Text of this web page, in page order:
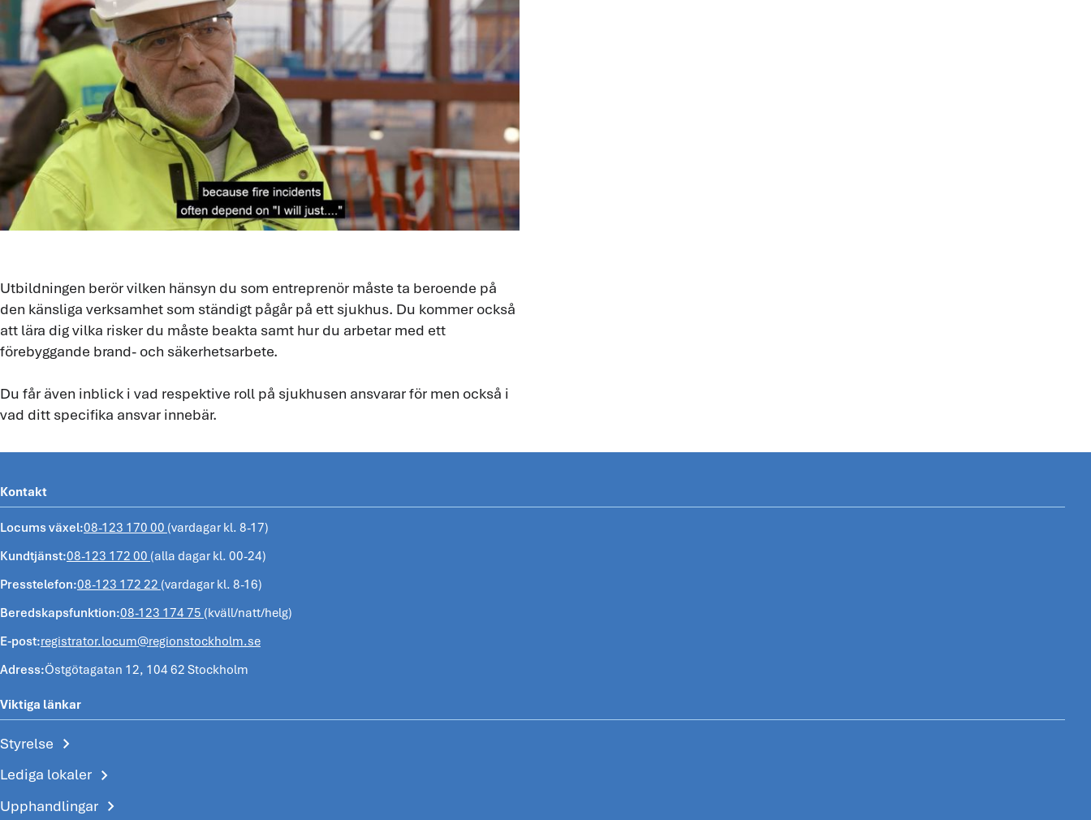
Utbildningen berör vilken hänsyn du som entreprenör måste ta beroende på
den känsliga verksamhet som ständigt pågår på ett sjukhus. Du kommer också
att lära dig vilka risker du måste beakta samt hur du arbetar med ett
förebyggande brand- och säkerhetsarbete.
Du får även inblick i vad respektive roll på sjukhusen ansvarar för men också i
vad ditt specifika ansvar innebär.
Kontakt
Locums växel:08-123 170 00 (vardagar kl. 8-17)
Kundtjänst:08-123 172 00 (alla dagar kl. 00-24)
Presstelefon:08-123 172 22 (vardagar kl. 8-16)
Beredskapsfunktion:08-123 174 75 (kväll/natt/helg)
E-post:registrator.locum@regionstockholm.se
Adress:Östgötagatan 12, 104 62 Stockholm
Viktiga länkar
Styrelse chevron_right
Lediga lokaler chevron_right
Upphandlingar chevron_right